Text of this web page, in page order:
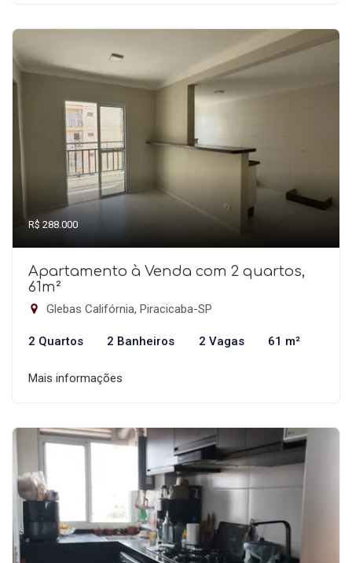
R$ 288.000
Apartamento à Venda com 2 quartos,
61m²
Glebas Califórnia, Piracicaba-SP
2 Quartos 2 Banheiros 2 Vagas 61 m²
Mais informações